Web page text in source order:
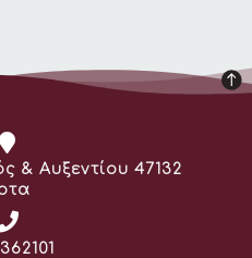
& Αυξεντίου 47132